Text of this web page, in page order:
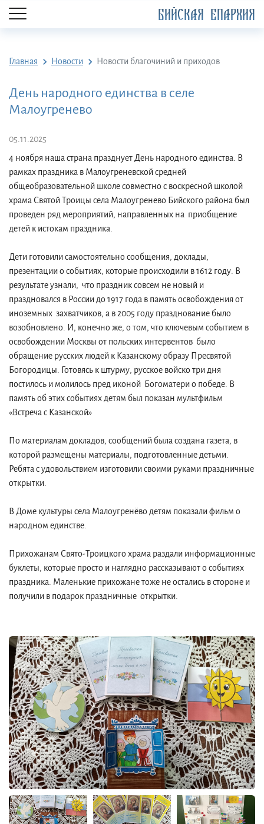
БИЙСКАЯ ЕПАРХИЯ
Главная Новости Новости благочиний и приходов
День народного единства в селе
Малоугренево
05.11.2025
4 ноября наша страна празднует День народного единства. В
рамках праздника в Малоугреневской средней
общеобразовательной школе совместно с воскресной школой
храма Святой Троицы села Малоугренево Бийского района был
проведен ряд мероприятий, направленных на приобщение
детей к истокам праздника.
Дети готовили самостоятельно сообщения, доклады,
презентации о событиях, которые происходили в 1612 году. В
результате узнали, что праздник совсем не новый и
праздновался в России до 1917 года в память освобождения от
иноземных захватчиков, а в 2005 году празднование было
возобновлено. И, конечно же, о том, что ключевым событием в
освобождении Москвы от польских интервентов было
обращение русских людей к Казанскому образу Пресвятой
Богородицы. Готовясь к штурму, русское войско три дня
постилось и молилось пред иконой Богоматери о победе. В
память об этих событиях детям был показан мультфильм
«Встреча с Казанской»
По материалам докладов, сообщений была создана газета, в
которой размещены материалы, подготовленные детьми.
Ребята с удовольствием изготовили своими руками праздничные
открытки.
В Доме культуры села Малоугренёво детям показали фильм о
народном единстве.
Прихожанам Свято-Троицкого храма раздали информационные
буклеты, которые просто и наглядно рассказывают о событиях
праздника. Маленькие прихожане тоже не остались в стороне и
получили в подарок праздничные открытки.